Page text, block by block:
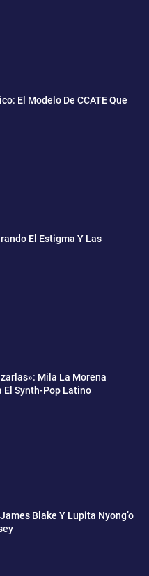
El Modelo De CCATE Que
El Estigma Y Las
Mila La Morena
El Synth-Pop Latino
Blake Y Lupita Nyong’o